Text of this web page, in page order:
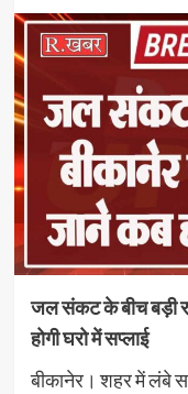
जल संकट के बीच बड़ी
होगी घरो में सप्लाई
बीकानेर। शहर में लंबे